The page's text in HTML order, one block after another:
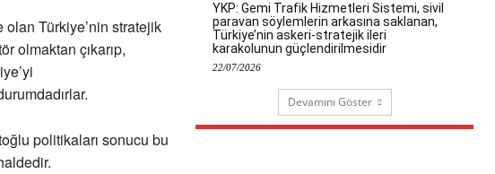
Türkiye’nin stratejik
olmaktan çıkarıp,
politikaları sonucu bu
YKP: Gemi Trafik Hizmetleri Sistemi, sivil
paravan söylemlerin arkasına saklanan,
Türkiye’nin askeri-stratejik ileri
karakolunun güçlendirilmesidir
22/07/2026
Devamını Göster